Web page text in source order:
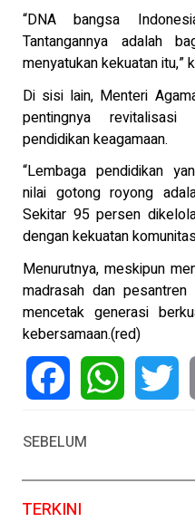
“DNA bangsa
Tantangannya adalah
menyatukan kekuatan itu,”
Di sisi lain, Menteri
pentingnya
pendidikan keagamaan.
“Lembaga pendidikan
nilai gotong royong
Sekitar 95 persen
dengan kekuatan
Menurutnya, meskipun
madrasah dan
mencetak generasi
kebersamaan.(red)
SEBELUM
TERKINI